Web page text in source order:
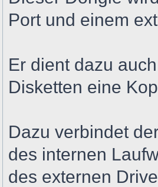
Port und einem
Er dient dazu
Disketten eine
Dazu verbindet
des internen
des externen